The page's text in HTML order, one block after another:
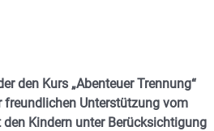
den Kurs „Abenteuer Trennung“
freundlichen Unterstützung vom
Kindern unter Berücksichtigung